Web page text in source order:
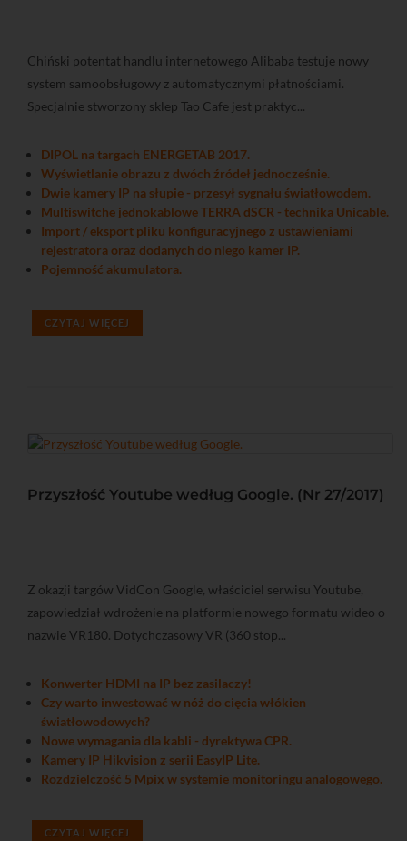
Chiński potentat handlu internetowego Alibaba testuje nowy
system samoobsługowy z automatycznymi płatnościami.
Specjalnie stworzony sklep Tao Cafe jest praktyc...
DIPOL na targach ENERGETAB 2017.
Wyświetlanie obrazu z dwóch źródeł jednocześnie.
Dwie kamery IP na słupie - przesył sygnału światłowodem.
Multiswitche jednokablowe TERRA dSCR - technika Unicable.
Import / eksport pliku konfiguracyjnego z ustawieniami
rejestratora oraz dodanych do niego kamer IP.
Pojemność akumulatora.
CZYTAJ WIĘCEJ
Przyszłość Youtube według Google. (Nr 27/2017)
Z okazji targów VidCon Google, właściciel serwisu Youtube,
zapowiedział wdrożenie na platformie nowego formatu wideo o
nazwie VR180. Dotychczasowy VR (360 stop...
Konwerter HDMI na IP bez zasilaczy!
Czy warto inwestować w nóż do cięcia włókien
światłowodowych?
Nowe wymagania dla kabli - dyrektywa CPR.
Kamery IP Hikvision z serii EasyIP Lite.
Rozdzielczość 5 Mpix w systemie monitoringu analogowego.
CZYTAJ WIĘCEJ